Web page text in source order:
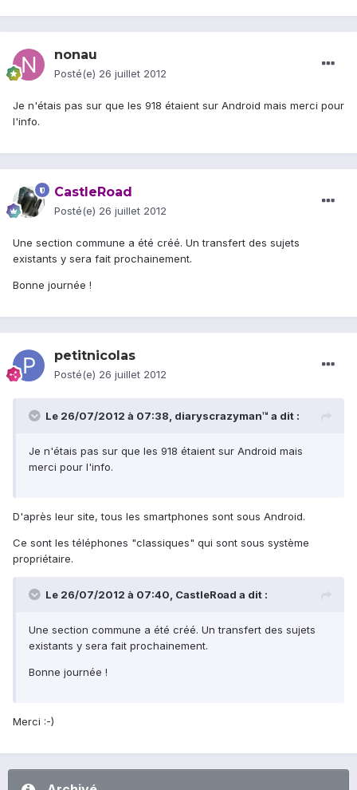
nonau
Posté(e) 26 juillet 2012
Je n'étais pas sur que les 918 étaient sur Android mais merci pour
l'info.
CastleRoad
Posté(e) 26 juillet 2012
Une section commune a été créé. Un transfert des sujets
existants y sera fait prochainement.
Bonne journée !
petitnicolas
Posté(e) 26 juillet 2012
Le 26/07/2012 à 07:38, diaryscrazyman™ a dit :
Je n'étais pas sur que les 918 étaient sur Android mais
merci pour l'info.
D'après leur site, tous les smartphones sont sous Android.
Ce sont les téléphones "classiques" qui sont sous système
propriétaire.
Le 26/07/2012 à 07:40, CastleRoad a dit :
Une section commune a été créé. Un transfert des sujets
existants y sera fait prochainement.
Bonne journée !
Merci :-)